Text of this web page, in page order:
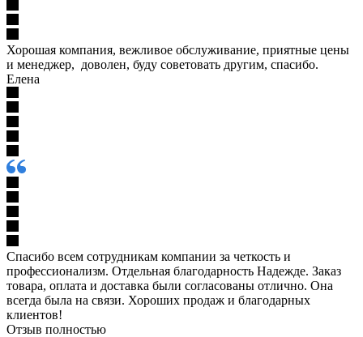
Хорошая компания, вежливое обслуживание, приятные цены
и менеджер, доволен, буду советовать другим, спасибо.
Елена
Спасибо всем сотрудникам компании за четкость и
профессионализм. Отдельная благодарность Надежде. Заказ
товара, оплата и доставка были согласованы отлично. Она
всегда была на связи. Хороших продаж и благодарных
клиентов!
Отзыв полностью